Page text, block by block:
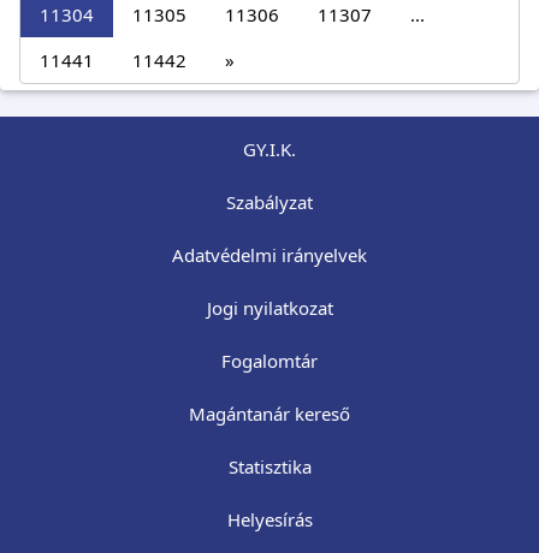
11304
11305 11306 11307
...
11441
11442 »
GY.I.K.
Szabályzat
Adatvédelmi irányelvek
Jogi nyilatkozat
Fogalomtár
Magántanár kereső
Statisztika
Helyesírás